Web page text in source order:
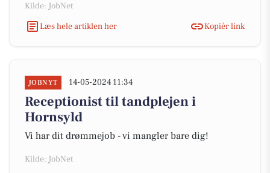
Kilde: JobNet
Læs hele artiklen her
Kopiér link
JOBNYT 14-05-2024 11:34
Receptionist til tandplejen i
Hornsyld
Vi har dit drømmejob - vi mangler bare dig!
Kilde: JobNet